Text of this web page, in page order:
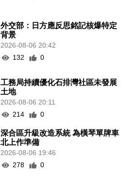
外交部：日方應反思銘記核爆特定
背景
2026-08-06 20:42
132
0
工務局持續優化石排灣社區未發展
土地
2026-08-06 20:11
214
0
深合區升級改造系統 為橫琴單牌車
北上作準備
2026-08-06 19:46
278
0